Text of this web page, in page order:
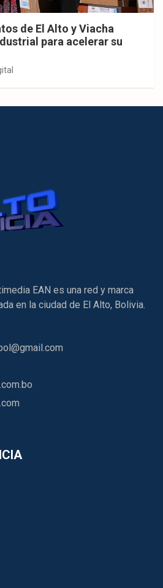
de El Alto y Viacha
para acelerar su
EAN es una red y marca
en la ciudad de El Alto, Bolivia.